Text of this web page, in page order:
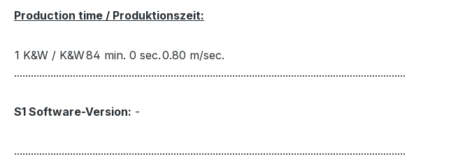
Production time / Produktionszeit:
1 K&W / K&W84 min. 0 sec.0.80 m/sec.
............................................................................................................................................
S1 Software-Version: -
............................................................................................................................................